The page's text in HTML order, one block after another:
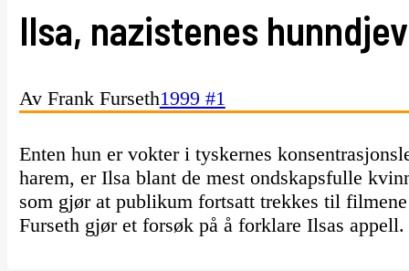
Ilsa, nazistenes
Av Frank Furseth1999 #1
Enten hun er vokter i tyskernes
harem, er Ilsa blant de mest ondskapsfulle
som gjør at publikum fortsatt trekkes til
Furseth gjør et forsøk på å forklare Ilsas appell.